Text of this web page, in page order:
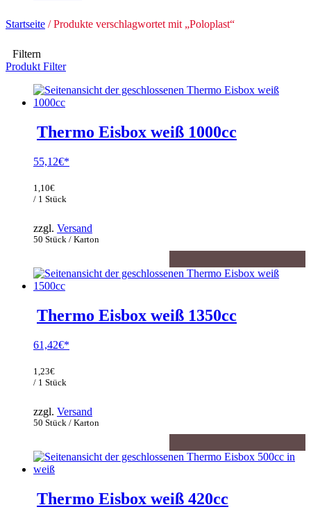
Startseite / Produkte verschlagwortet mit „Poloplast“
Filtern
Produkt Filter
Thermo Eisbox weiß 1000cc
55,12€
50 Stück / Karton
1,10€
/ 1 Stück
zzgl. Versand
Thermo Eisbox weiß 1350cc
61,42€
50 Stück / Karton
1,23€
/ 1 Stück
zzgl. Versand
Thermo Eisbox weiß 420cc